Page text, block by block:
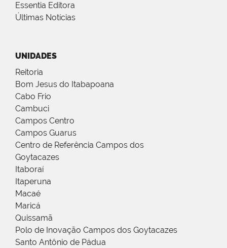
Essentia Editora
Últimas Notícias
UNIDADES
Reitoria
Bom Jesus do Itabapoana
Cabo Frio
Cambuci
Campos Centro
Campos Guarus
Centro de Referência Campos dos
Goytacazes
Itaboraí
Itaperuna
Macaé
Maricá
Quissamã
Polo de Inovação Campos dos Goytacazes
Santo Antônio de Pádua